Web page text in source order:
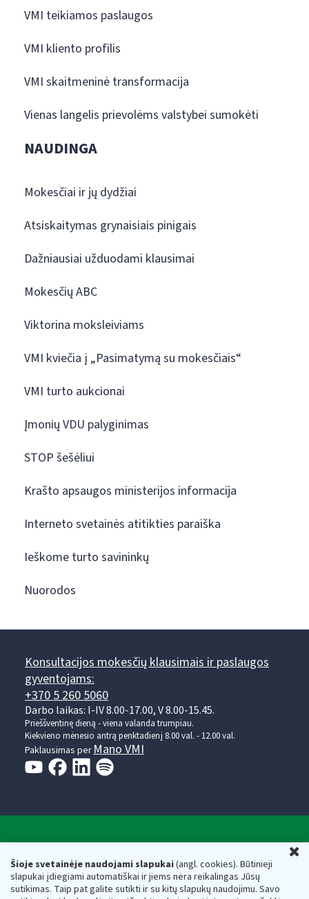
Šioje svetainėje naudojami slapukai(angl. cookies). Būtinieji
slapukai įdiegiami automatiškai ir jiems nėra reikalingas Jūsų
sutikimas. Taip pat galite sutikti ir su kitų slapukų naudojimu. Savo
VMI teikiamos paslaugos
VMI kliento profilis
VMI skaitmeninė transformacija
Vienas langelis prievolėms valstybei sumokėti
NAUDINGA
Mokesčiai ir jų dydžiai
Atsiskaitymas grynaisiais pinigais
Dažniausiai užduodami klausimai
Mokesčių ABC
Viktorina moksleiviams
VMI kviečia į „Pasimatymą su mokesčiais“
VMI turto aukcionai
Įmonių VDU palyginimas
STOP šešėliui
Krašto apsaugos ministerijos informacija
Interneto svetainės atitikties paraiška
Ieškome turto savininkų
Nuorodos
Konsultacijos mokesčių klausimais ir paslaugos
gyventojams:
+370 5 260 5060
Darbo laikas: I-IV 8.00-17.00, V 8.00-15.45.
Prieššventinę dieną - viena valanda trumpiau.
Kiekvieno mėnesio antrą penktadienį 8.00 val. - 12.00 val.
Paklausimas per Mano VMI
Respublikos finansų ministerijos
Biudžetinė įstaiga. Juridinio asmens kodas — 188659752,